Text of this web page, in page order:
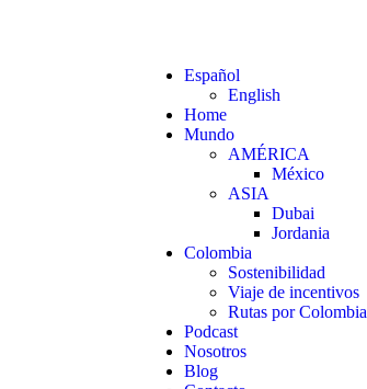
Español
English
Home
Mundo
AMÉRICA
México
ASIA
Dubai
Jordania
Colombia
Sostenibilidad
Viaje de incentivos
Rutas por Colombia
Podcast
Nosotros
Blog